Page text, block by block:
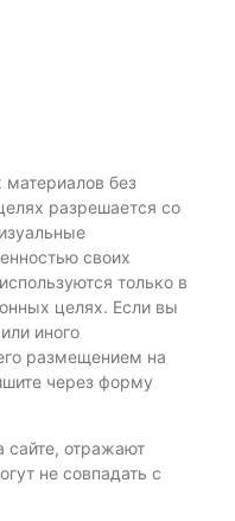
материалов без
разрешается со
своих
только в
целях. Если вы
иного
размещением на
через форму
сайте, отражают
не совпадать с